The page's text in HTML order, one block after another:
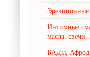
Эрекционные
Интимные
масла,
БАДы,